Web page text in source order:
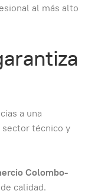
al más alto
a una
técnico y
Colombo-
calidad.